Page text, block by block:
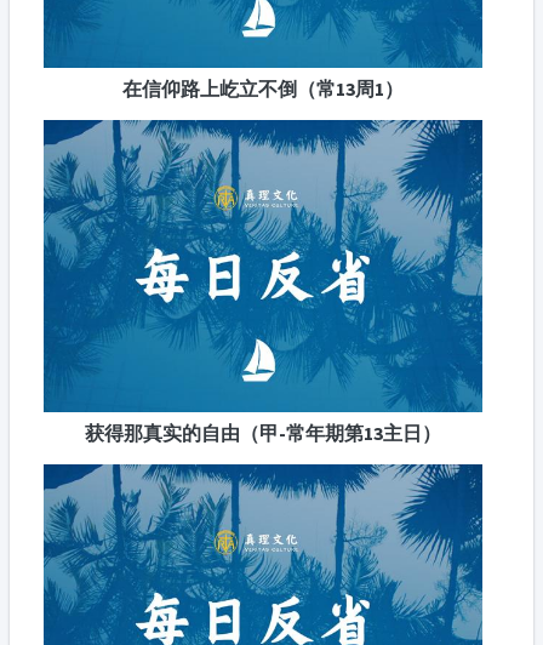
在信仰路上屹立不倒（常13周1）
获得那真实的自由（甲-常年期第13主日）